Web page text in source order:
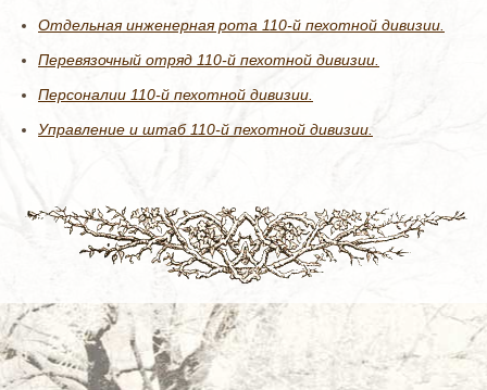
Отдельная инженерная рота 110-й пехотной дивизии.
Перевязочный отряд 110-й пехотной дивизии.
Персоналии 110-й пехотной дивизии.
Управление и штаб 110-й пехотной дивизии.